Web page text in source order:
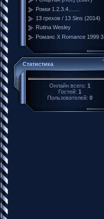
Рокки 1.2.3.4.......
13 грехов / 13 Sins (2014)
Rutina Wesley
Романс Х Romance 1999 3
Статистика
Онлайн всего: 1
Гостей: 1
Пользователей: 0